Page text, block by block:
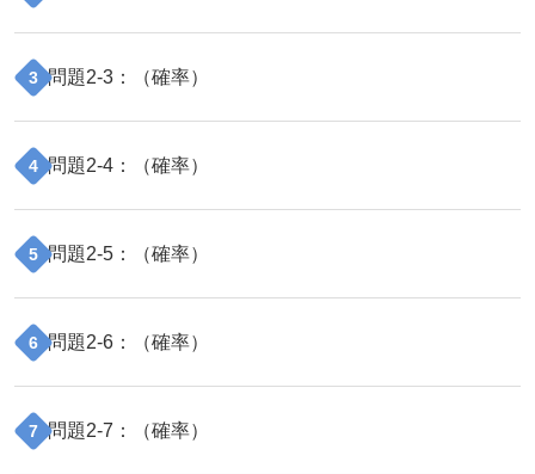
3 問題2-3 ：（確率）
4 問題2-4 ：（確率）
5 問題2-5 ：（確率）
6 問題2-6 ：（確率）
7 問題2-7 ：（確率）